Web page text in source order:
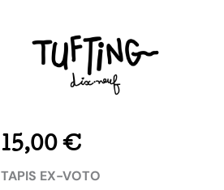
15,00 €
TAPIS EX-VOTO